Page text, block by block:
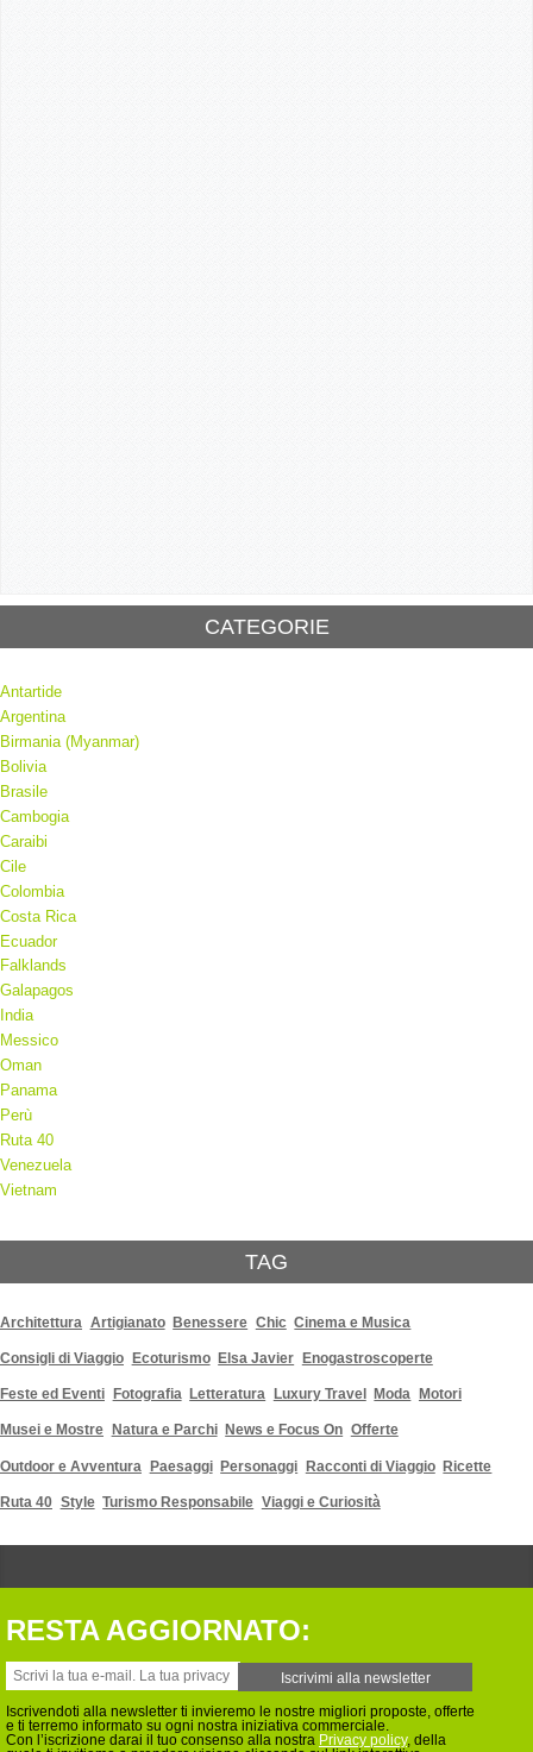
CATEGORIE
Antartide
Argentina
Birmania (Myanmar)
Bolivia
Brasile
Cambogia
Caraibi
Cile
Colombia
Costa Rica
Ecuador
Falklands
Galapagos
India
Messico
Oman
Panama
Perù
Ruta 40
Venezuela
Vietnam
TAG
Architettura Artigianato Benessere Chic Cinema e Musica
Consigli di Viaggio Ecoturismo Elsa Javier Enogastroscoperte
Feste ed Eventi Fotografia Letteratura Luxury Travel Moda Motori
Musei e Mostre Natura e Parchi News e Focus On Offerte
Outdoor e Avventura Paesaggi Personaggi Racconti di Viaggio Ricette
Ruta 40 Style Turismo Responsabile Viaggi e Curiosità
RESTA AGGIORNATO:
Iscrivendoti alla newsletter ti invieremo le nostre migliori proposte, offerte
e ti terremo informato su ogni nostra iniziativa commerciale.
Con l’iscrizione darai il tuo consenso alla nostra Privacy policy, della